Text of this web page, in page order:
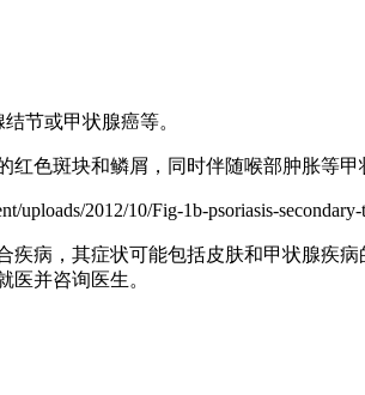
节或甲状腺癌等。
色斑块和鳞屑，同时伴随喉部肿胀等甲
2012/10/Fig-1b-psoriasis-
疾病，其症状可能包括皮肤和甲状腺疾
医并咨询医生。